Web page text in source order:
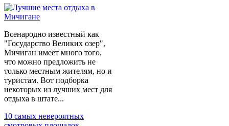
Всенародно известный как
"Государство Великих озер",
Мичиган имеет много того,
что можно предложить не
только местным жителям, но и
туристам. Вот подборка
некоторых из лучших мест для
отдыха в штате...
10 самых невероятных